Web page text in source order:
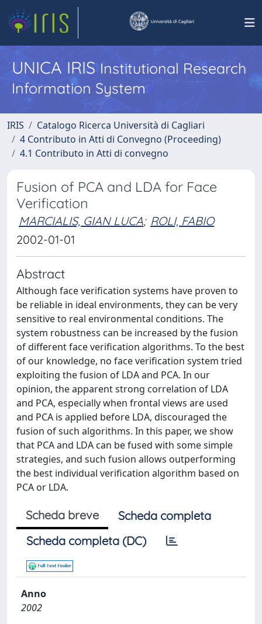
UNICA IRISInstitutional Research
Information System
IRIS
Catalogo Ricerca Università di Cagliari
4 Contributo in Atti di Convegno (Proceeding)
4.1 Contributo in Atti di convegno
Fusion of PCA and LDA for Face
Verification
MARCIALIS, GIAN LUCA; ROLI, FABIO
2002-01-01
Abstract
Although face verification systems have proven to
be reliable in ideal environments, they can be very
sensitive to real environmental conditions. The
system robustness can be increased by the fusion
of different face verification algorithms. To the best
of our knowledge, no face verification system tried
exploiting the fusion of LDA and PCA. In our
opinion, the apparent strong correlation of LDA
and PCA, especially when frontal views are used
and PCA is applied before LDA, discouraged the
fusion of such algorithms. In this paper, we show
that PCA and LDA can be fused with some simple
strategies, and such fusion allows outperforming
the best individual verification algorithm based on
PCA or LDA.
Scheda breve
Scheda completa
Scheda completa (DC)
Anno
2002